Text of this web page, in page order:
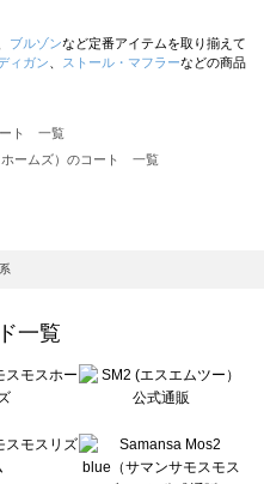
ブルゾンなど定番アイテムを取り揃えて
ィガン ストール・マフラーなどの商品
ート 一覧
ホームズ）のコート 一覧
マンサモスモス）のコート 一覧
ー）のコート 一覧
コート 一覧
覧
ト 一覧
一覧